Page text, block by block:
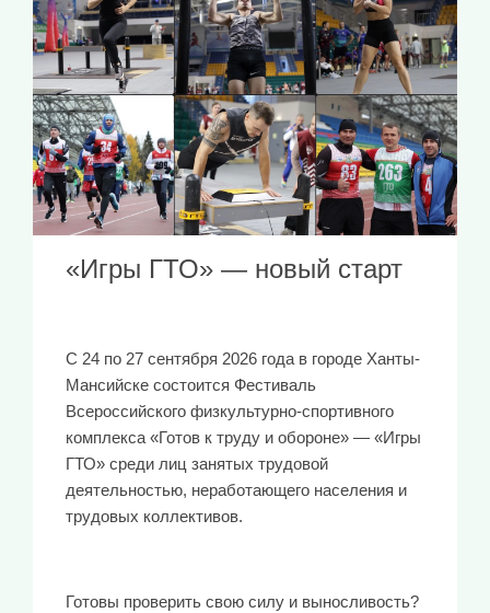
«Игры ГТО» — новый старт
С 24 по 27 сентября 2026 года в городе Ханты-
Мансийске состоится Фестиваль
Всероссийского физкультурно-спортивного
комплекса «Готов к труду и обороне» — «Игры
ГТО» среди лиц занятых трудовой
деятельностью, неработающего населения и
трудовых коллективов.
Готовы проверить свою силу и выносливость?